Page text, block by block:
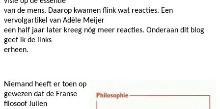
van de mens. Daarop kwamen flink wat reacties. Een
vervolgartikel van Adèle Meijer
een half jaar later kreeg nóg meer reacties. Onderaan dit blog
geef ik de links
erheen.
Niemand heeft er toen op
gewezen dat de Franse
filosoof Julien